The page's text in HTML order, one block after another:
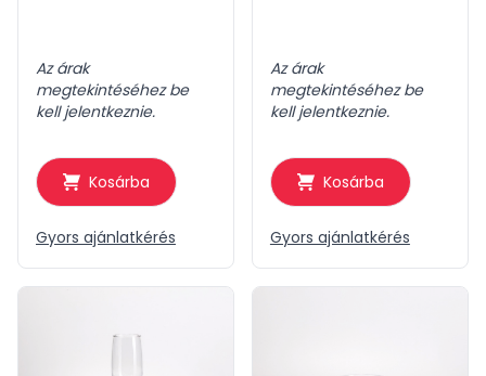
Az árak
megtekintéséhez be
kell jelentkeznie.
Kosárba
Gyors ajánlatkérés
Az árak
megtekintéséhez be
kell jelentkeznie.
Kosárba
Gyors ajánlatkérés